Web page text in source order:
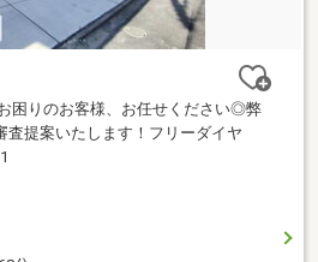
困りのお客様、お任せください◎弊
査提案いたします！フリーダイヤ